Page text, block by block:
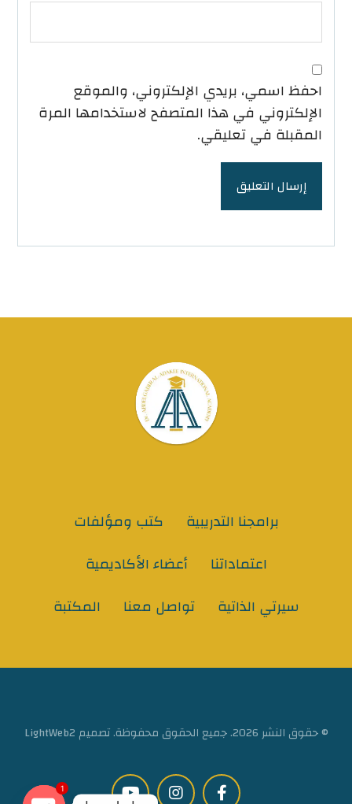
احفظ اسمي، بريدي الإلكتروني، والموقع
الإلكتروني في هذا المتصفح لاستخدامها المرة
المقبلة في تعليقي.
إرسال التعليق
برامجنا التدريبية
كتب ومؤلفات
اعتماداتنا
أعضاء الأكاديمية
سيرتي الذاتية
تواصل معنا المكتبة
© حقوق النشر 2026. جميع الحقوق محفوظة. تصميم LightWeb2
1